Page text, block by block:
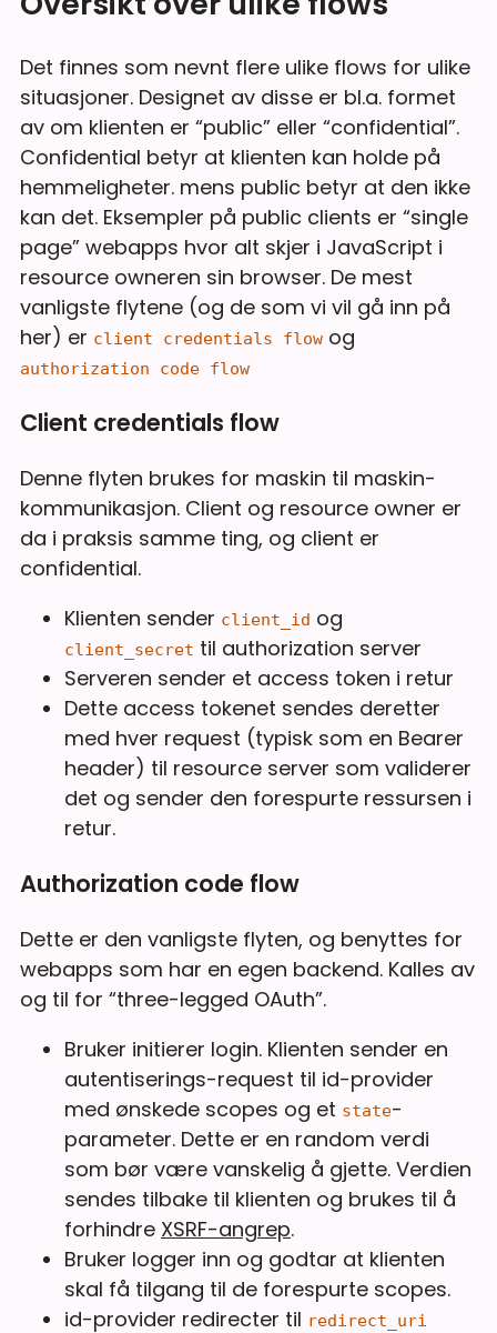
Det finnes som nevnt flere ulike flows for ulike
situasjoner. Designet av disse er bl.a. formet
av om klienten er “public” eller “confidential”.
Confidential betyr at klienten kan holde på
hemmeligheter. mens public betyr at den ikke
kan det. Eksempler på public clients er “single
page” webapps hvor alt skjer i JavaScript i
resource owneren sin browser. De mest
vanligste flytene (og de som vi vil gå inn på
her) er client credentials flowog
authorization code flow
Client credentials flow
Denne flyten brukes for maskin til maskin-
kommunikasjon. Client og resource owner er
da i praksis samme ting, og client er
confidential.
Klienten sender client_id og
client_secret til authorization server
Serveren sender et access token i retur
Dette access tokenet sendes deretter
med hver request (typisk som en Bearer
header) til resource server som validerer
det og sender den forespurte ressursen i
retur.
Authorization code flow
Dette er den vanligste flyten, og benyttes for
webapps som har en egen backend. Kalles av
og til for “three-legged OAuth”.
Bruker initierer login. Klienten sender en
autentiserings-request til id-provider
med ønskede scopes og et state-
parameter. Dette er en random verdi
som bør være vanskelig å gjette. Verdien
sendes tilbake til klienten og brukes til å
forhindre XSRF-angrep.
Bruker logger inn og godtar at klienten
skal få tilgang til de forespurte scopes.
id-provider redirecter til redirect_uri